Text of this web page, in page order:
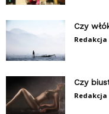
Czy
Redakcja
Czy
Redakcja